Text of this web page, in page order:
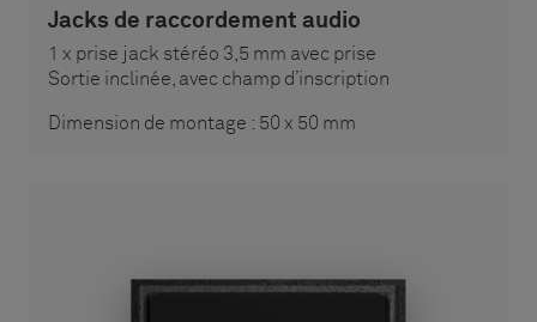
Jacks de raccordement audio
1 x prise jack stéréo 3,5 mm avec prise
Sortie inclinée, avec champ d’inscription
Dimension de montage : 50 x 50 mm